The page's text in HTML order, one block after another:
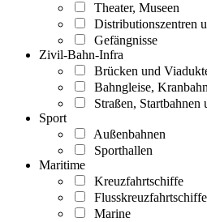
Theater, Museen
Distributionszentren
Gefängnisse
Zivil-Bahn-Infra
Brücken und
Bahngleise,
Straßen, Startbahnen
Sport
Außenbahnen
Sporthallen
Maritime
Kreuzfahrtschiffe
Flusskreuzfahrtschiffe
Marine